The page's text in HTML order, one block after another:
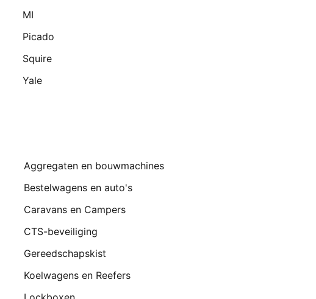
MI
Picado
Squire
Yale
Aggregaten en bouwmachines
Bestelwagens en auto's
Caravans en Campers
CTS-beveiliging
Gereedschapskist
Koelwagens en Reefers